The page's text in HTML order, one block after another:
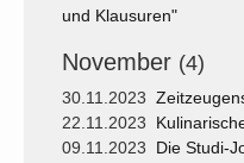
und Klausuren"
November (4)
30.11.2023
22.11.2023
09.11.2023
Die Studi-